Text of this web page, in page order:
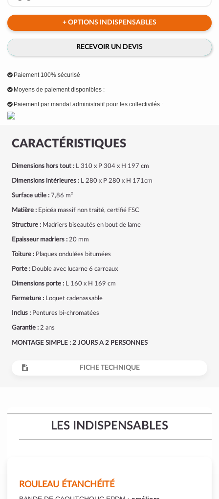
CARACTÉRISTIQUES
Dimensions hors tout : L 310 x P 304 x H 197 cm
Dimensions intérieures : L 280 x P 280 x H 171cm
Surface utile : 7,86 m²
Matière : Epicéa massif non traité, certifié FSC
Structure : Madriers biseautés en bout de lame
Epaisseur madriers : 20 mm
Toiture : Plaques ondulées bitumées
Porte : Double avec lucarne 6 carreaux
Dimensions porte : L 160 x H 169 cm
Fermeture : Loquet cadenassable
Inclus : Pentures bi-chromatées
Garantie : 2 ans
MONTAGE SIMPLE : 2 JOURS A 2 PERSONNES
FICHE TECHNIQUE
+ OPTIONS INDISPENSABLES
RECEVOIR UN DEVIS
Paiement 100% sécurisé
Moyens de paiement disponibles :
Paiement par mandat administratif pour les collectivités :
LES INDISPENSABLES
ROULEAU ÉTANCHÉITÉ